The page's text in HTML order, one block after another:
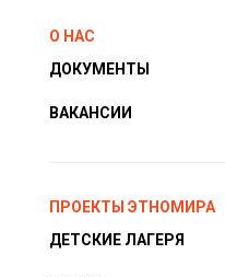
О НАС
ДОКУМЕНТЫ
ВАКАНСИИ
ПРОЕКТЫ ЭТНОМИРА
ДЕТСКИЕ ЛАГЕРЯ